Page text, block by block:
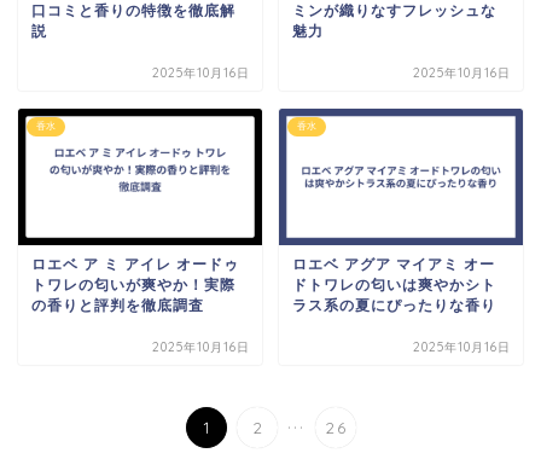
口コミと香りの特徴を徹底解
説
2025年10月16日
ミンが織りなすフレッシュな
魅力
2025年10月16日
香水
ロエベ ア ミ アイレ オードゥ
トワレの匂いが爽やか！実際
の香りと評判を徹底調査
2025年10月16日
香水
ロエベ アグア マイアミ オー
ドトワレの匂いは爽やかシト
ラス系の夏にぴったりな香り
2025年10月16日
1 2 ... 26